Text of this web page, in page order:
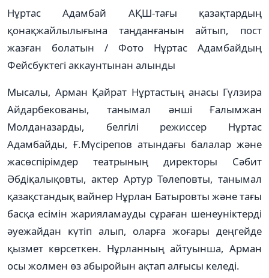
Нұртас Адамбай АҚШ-тағы қазақтардың
қонақжайлылығына таңданғанын айтып, пост
жазған болатын / Фото Нұртас Адамбайдың
Фейсбуктегі аккаунтынан алынды
Мысалы, Арман Қайрат Нұртастың анасы Гүлзира
Айдарбекованы, танымал әнші Ғалымжан
Молданазарды, белгілі режиссер Нұртас
Адамбайды, Ғ.Мүсірепов атындағы балалар және
жасөспірімдер театрының директоры Сәбит
Әбдіқалықовты, актер Артур Төлеповты, танымал
қазақстандық вайнер Нұрлан Батыровты және тағы
басқа есімін жарияламауды сұраған шенеуніктерді
әуежайдан күтіп алып, оларға жоғары деңгейде
қызмет көрсеткен. Нұрланның айтуынша, Арман
осы жолмен өз абыройын ақтап алғысы келеді.